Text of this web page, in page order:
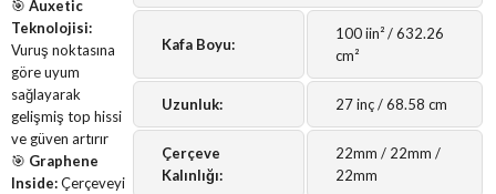
🎯 Auxetic
Teknolojisi:
Vuruş noktasına
göre uyum
sağlayarak
gelişmiş top hissi
ve güven artırır
🎯 Graphene
Inside:Çerçeveyi
Kafa Boyu:
100 iin² / 632.26
cm²
Uzunluk: 27 inç / 68.58 cm
Çerçeve
Kalınlığı:
22mm / 22mm /
22mm